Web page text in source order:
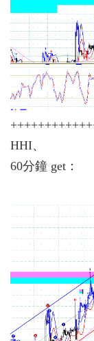
HHI、
60分鐘 get：